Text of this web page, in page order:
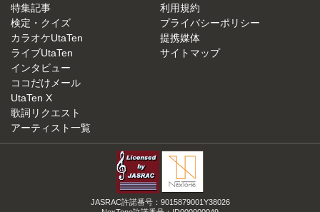
特集記事
検定・クイズ
カラオケUtaTen
ライブUtaTen
インタビュー
ココだけメール
UtaTen X
歌詞リクエスト
アーティスト一覧
利用規約
プライバシーポリシー
提携媒体
サイトマップ
JASRAC許諾番号：9015879001Y38026